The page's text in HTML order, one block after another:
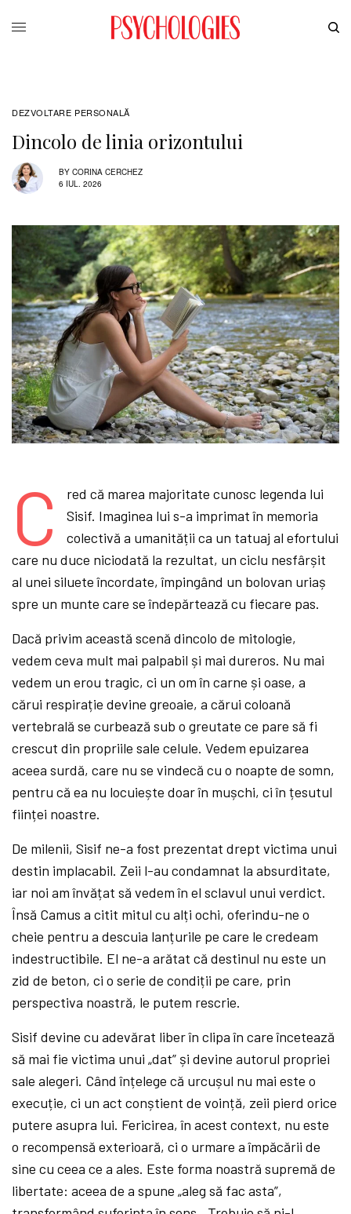
DEZVOLTARE PERSONALĂ
Dincolo de linia orizontului
BY CORINA CERCHEZ
6 IUL. 2026
C
red că marea majoritate cunosc legenda lui
Sisif. Imaginea lui s-a imprimat în memoria
colectivă a umanității ca un tatuaj al efortului
care nu duce niciodată la rezultat, un ciclu nesfârșit
al unei siluete încordate, împingând un bolovan uriaș
spre un munte care se îndepărtează cu fiecare pas.
Dacă privim această scenă dincolo de mitologie,
vedem ceva mult mai palpabil și mai dureros. Nu mai
vedem un erou tragic, ci un om în carne și oase, a
cărui respirație devine greoaie, a cărui coloană
vertebrală se curbează sub o greutate ce pare să fi
crescut din propriile sale celule. Vedem epuizarea
aceea surdă, care nu se vindecă cu o noapte de somn,
pentru că ea nu locuiește doar în mușchi, ci în țesutul
ființei noastre.
De milenii, Sisif ne-a fost prezentat drept victima unui
destin implacabil. Zeii l-au condamnat la absurditate,
iar noi am învățat să vedem în el sclavul unui verdict.
Însă Camus a citit mitul cu alți ochi, oferindu-ne o
cheie pentru a descuia lanțurile pe care le credeam
indestructibile. El ne-a arătat că destinul nu este un
zid de beton, ci o serie de condiții pe care, prin
perspectiva noastră, le putem rescrie.
Sisif devine cu adevărat liber în clipa în care încetează
să mai fie victima unui „dat” și devine autorul propriei
sale alegeri. Când înțelege că urcușul nu mai este o
execuție, ci un act conștient de voință, zeii pierd orice
putere asupra lui. Fericirea, în acest context, nu este
o recompensă exterioară, ci o urmare a împăcării de
sine cu ceea ce a ales. Este forma noastră supremă de
libertate: aceea de a spune „aleg să fac asta”,